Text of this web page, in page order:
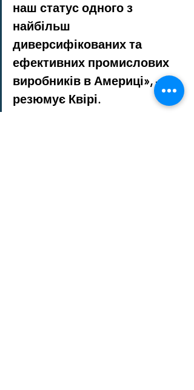
наш статус одного з
найбільш
диверсифікованих та
ефективних промислових
виробників в Америці», –
резюмує Квірі.